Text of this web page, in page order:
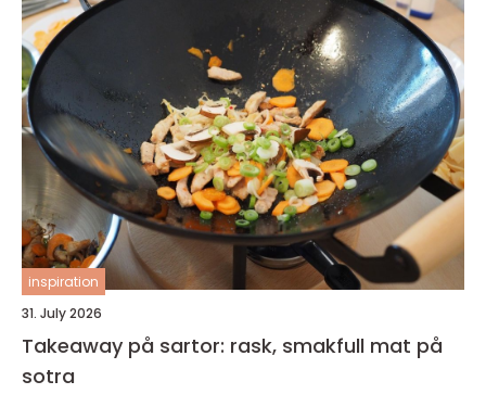
inspiration
31. July 2026
Takeaway på sartor: rask, smakfull mat på
sotra